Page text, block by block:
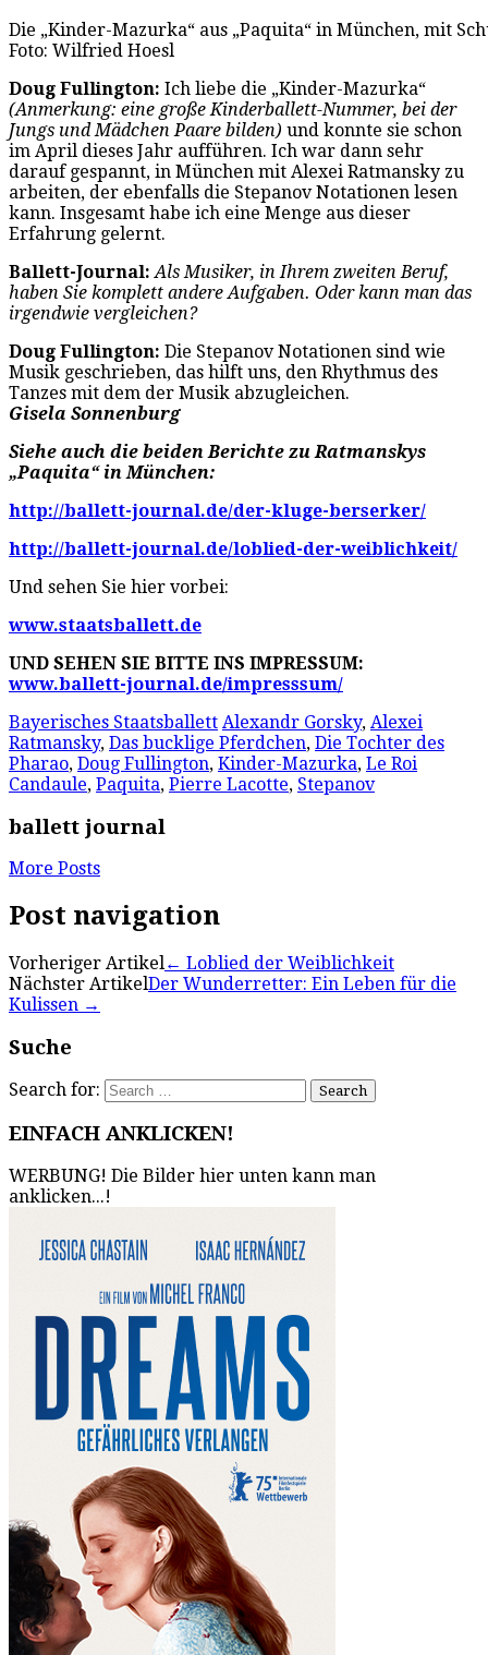
Die „Kinder-Mazurka“ aus „Paquita“ in München, mit
Foto: Wilfried Hoesl
Doug Fullington: Ich liebe die „Kinder-Mazurka“
(Anmerkung: eine große Kinderballett-Nummer, bei der
Jungs und Mädchen Paare bilden) und konnte sie schon
im April dieses Jahr aufführen. Ich war dann sehr
darauf gespannt, in München mit Alexei Ratmansky zu
arbeiten, der ebenfalls die Stepanov Notationen lesen
kann. Insgesamt habe ich eine Menge aus dieser
Erfahrung gelernt.
Ballett-Journal: Als Musiker, in Ihrem zweiten Beruf,
haben Sie komplett andere Aufgaben. Oder kann man das
irgendwie vergleichen?
Doug Fullington: Die Stepanov Notationen sind wie
Musik geschrieben, das hilft uns, den Rhythmus des
Tanzes mit dem der Musik abzugleichen.
Gisela Sonnenburg
Siehe auch die beiden Berichte zu Ratmanskys
„Paquita“ in München:
http://ballett-journal.de/der-kluge-berserker/
http://ballett-journal.de/loblied-der-weiblichkeit/
Und sehen Sie hier vorbei:
www.staatsballett.de
UND SEHEN SIE BITTE INS IMPRESSUM:
www.ballett-journal.de/impresssum/
Bayerisches Staatsballett Alexandr Gorsky, Alexei
Ratmansky, Das bucklige Pferdchen, Die Tochter des
Pharao, Doug Fullington, Kinder-Mazurka, Le Roi
Candaule, Paquita, Pierre Lacotte, Stepanov
ballett journal
More Posts
Post navigation
Vorheriger Artikel← Loblied der Weiblichkeit
Nächster ArtikelDer Wunderretter: Ein Leben für die
Kulissen →
Suche
Search for:
EINFACH ANKLICKEN!
WERBUNG! Die Bilder hier unten kann man
anklicken...!